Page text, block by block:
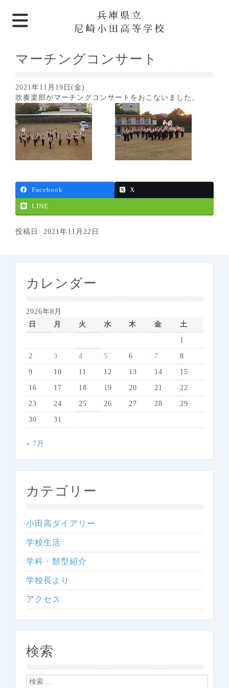
マーチングコンサート
2021年11月19日(金)
吹奏楽部がマーチングコンサートをおこないました。
Facebook X
LINE
投稿日: 2021年11月22日
カレンダー
2026年8月
日
月 火 水 木 金 土
1
2 3 4 5 6 7 8
9 10 11 12 13 14 15
16 17 18 19 20 21 22
23 24 25 26 27 28 29
30 31
« 7月
カテゴリー
小田高ダイアリー
学校生活
学科・類型紹介
学校長より
アクセス
検索
検